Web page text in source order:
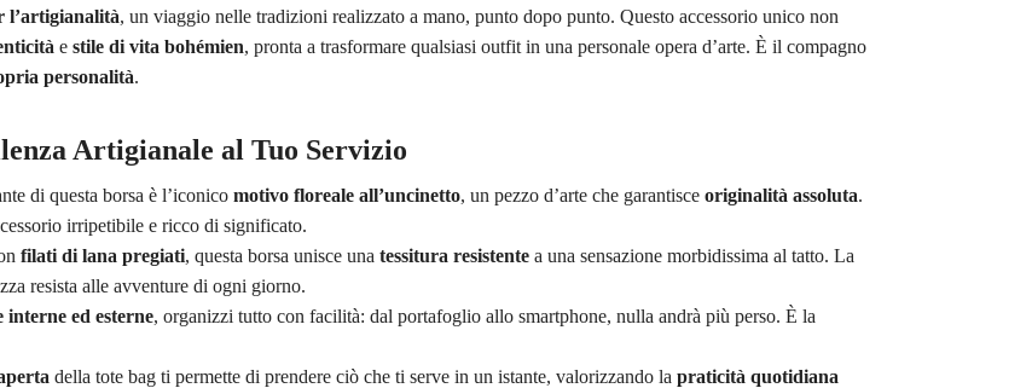
l’artigianalità, un viaggio nelle tradizioni realizzato a mano, punto dopo punto. Questo accessorio unico non
e stile di vita bohémien, pronta a trasformare qualsiasi outfit in una personale opera d’arte. È il compagno
personalità.
Artigianale al Tuo Servizio
di questa borsa è l’iconico motivo floreale all’uncinetto, un pezzo d’arte che garantisce originalità assoluta.
irripetibile e ricco di significato.
filati di lana pregiati, questa borsa unisce una tessitura resistentea una sensazione morbidissima al tatto. La
resista alle avventure di ogni giorno.
interne ed esterne, organizzi tutto con facilità: dal portafoglio allo smartphone, nulla andrà più perso. È la
della tote bag ti permette di prendere ciò che ti serve in un istante, valorizzando la praticità quotidiana